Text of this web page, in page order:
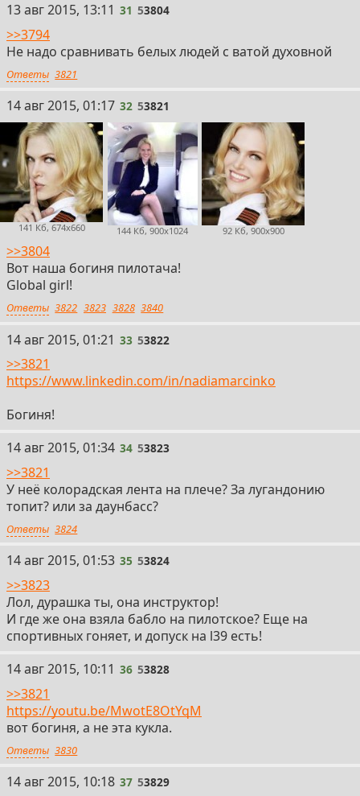
13 авг 2015, 13:11 31 53804
>>3794
Не надо сравнивать белых людей с ватой духовной
Ответы 3821
14 авг 2015, 01:17 32 53821
141 Кб, 674x660 144 Кб, 900x1024 92 Кб, 900x900
>>3804
Вот наша богиня пилотача!
Global girl!
Ответы 3822 3823 3828 3840
14 авг 2015, 01:21 33 53822
>>3821
https://www.linkedin.com/in/nadiamarcinko
Богиня!
14 авг 2015, 01:34 34 53823
>>3821
У неё колорадская лента на плече? За лугандонию
топит? или за даунбасс?
Ответы 3824
14 авг 2015, 01:53 35 53824
>>3823
Лол, дурашка ты, она инструктор!
И где же она взяла бабло на пилотское? Еще на
спортивных гоняет, и допуск на l39 есть!
14 авг 2015, 10:11 36 53828
>>3821
https://youtu.be/MwotE8OtYqM
вот богиня, а не эта кукла.
Ответы 3830
14 авг 2015, 10:18 37 53829